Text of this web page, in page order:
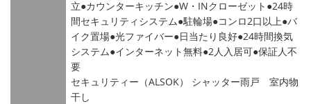
立 カウンターキッチン W・INクローゼット 24時
間セキュリティシステム 駐輪場 コンロ2口以上 バ
イク置場 光ファイバー 日当たり良好 24時間換気
システム インターネット無料 2人入居可 保証人不
要
セキュリティー（ALSOK） シャッター雨戸 室内物
干し